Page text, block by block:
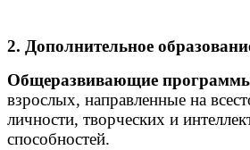
2. Дополнительное
Общеразвивающие
взрослых, направленные на
личности, творческих и
способностей.